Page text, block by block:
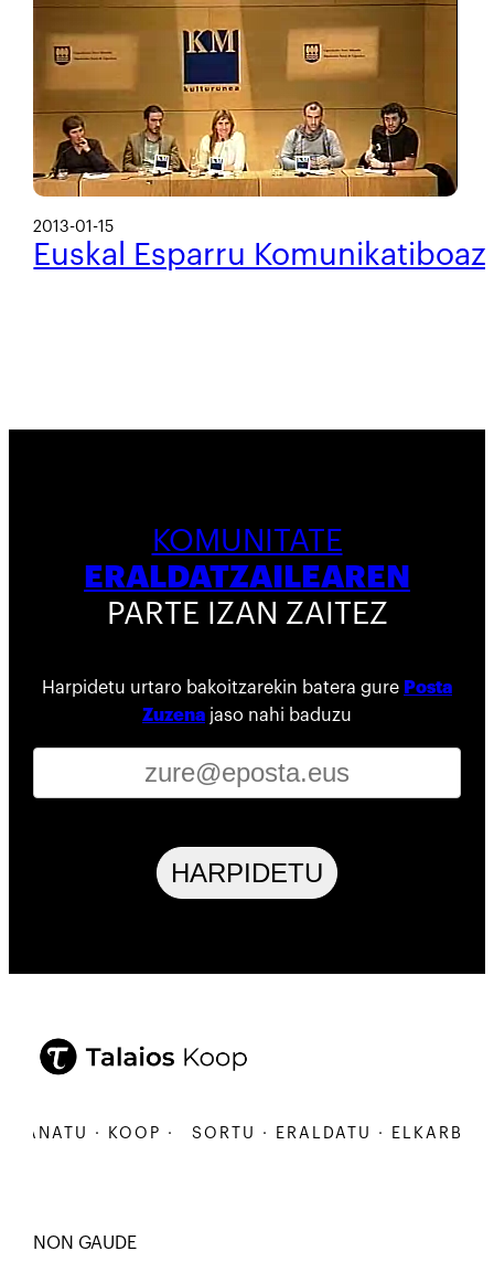
2013-01-15
Euskal Esparru
KOMUNITATE
ERALDATZAILEAREN
PARTE IZAN ZAITEZ
Harpidetu urtaro bakoitzarekin batera gure Posta
Zuzena jaso nahi baduzu
HARPIDETU
· KOOP · SORTU · ERALDATU ·
NON GAUDE